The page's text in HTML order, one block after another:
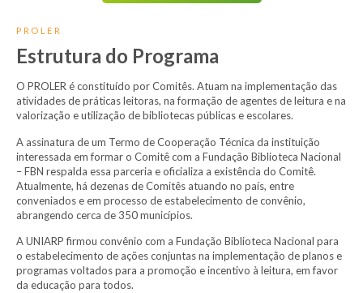
PROLER
Estrutura do Programa
O PROLER é constituído por Comitês. Atuam na implementação das
atividades de práticas leitoras, na formação de agentes de leitura e na
valorização e utilização de bibliotecas públicas e escolares.
A assinatura de um Termo de Cooperação Técnica da instituição
interessada em formar o Comitê com a Fundação Biblioteca Nacional
– FBN respalda essa parceria e oficializa a existência do Comitê.
Atualmente, há dezenas de Comitês atuando no país, entre
conveniados e em processo de estabelecimento de convênio,
abrangendo cerca de 350 municípios.
A UNIARP firmou convênio com a Fundação Biblioteca Nacional para
o estabelecimento de ações conjuntas na implementação de planos e
programas voltados para a promoção e incentivo à leitura, em favor
da educação para todos.